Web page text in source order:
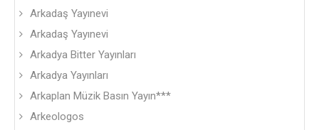
Arkadaş Yayınevi
Arkadaş Yayınevi
Arkadya Bitter Yayınları
Arkadya Yayınları
Arkaplan Müzik Basın Yayın***
Arkeologos